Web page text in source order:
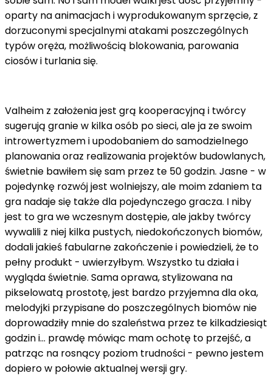
oparty na animacjach i wyprodukowanym sprzęcie, z
dorzuconymi specjalnymi atakami poszczególnych
typów oręża, możliwością blokowania, parowania
ciosów i turlania się.
Valheim z założenia jest grą kooperacyjną i twórcy
sugerują granie w kilka osób po sieci, ale ja ze swoim
introwertyzmem i upodobaniem do samodzielnego
planowania oraz realizowania projektów budowlanych,
świetnie bawiłem się sam przez te 50 godzin. Jasne - w
pojedynkę rozwój jest wolniejszy, ale moim zdaniem ta
gra nadaje się także dla pojedynczego gracza. I niby
jest to gra we wczesnym dostępie, ale jakby twórcy
wywalili z niej kilka pustych, niedokończonych biomów,
dodali jakieś fabularne zakończenie i powiedzieli, że to
pełny produkt - uwierzyłbym. Wszystko tu działa i
wygląda świetnie. Sama oprawa, stylizowana na
pikselowatą prostotę, jest bardzo przyjemna dla oka,
melodyjki przypisane do poszczególnych biomów nie
doprowadziły mnie do szaleństwa przez te kilkadziesiąt
godzin i… prawdę mówiąc mam ochotę to przejść, a
patrząc na rosnący poziom trudności - pewno jestem
dopiero w połowie aktualnej wersji gry.